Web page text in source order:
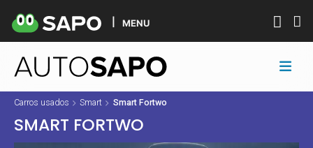
MENU
Carros usados Smart Smart Fortwo
SMART FORTWO